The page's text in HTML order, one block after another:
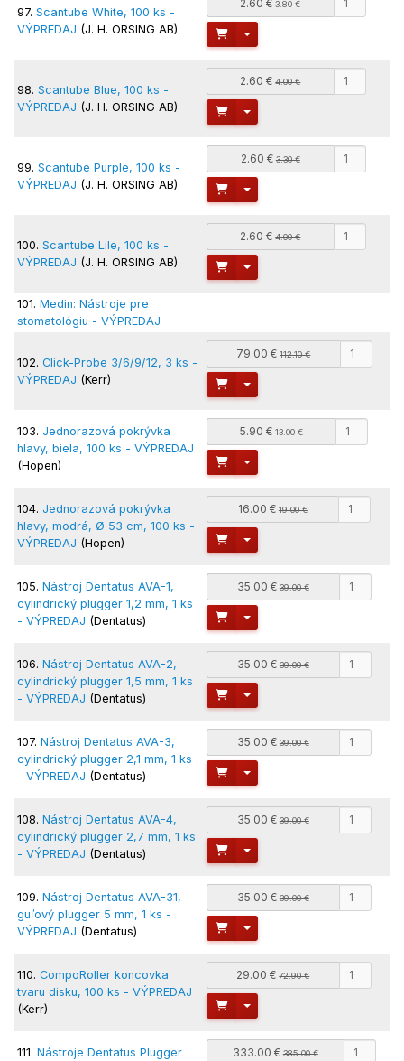
97. Scantube White, 100 ks -
VÝPREDAJ (J. H. ORSING AB)
2.60 €3.80 €
Toggle Dropdown
98. Scantube Blue, 100 ks -
VÝPREDAJ (J. H. ORSING AB)
2.60 €4.00 €
Toggle Dropdown
99. Scantube Purple, 100 ks -
VÝPREDAJ (J. H. ORSING AB)
2.60 €3.30 €
Toggle Dropdown
100. Scantube Lile, 100 ks -
VÝPREDAJ (J. H. ORSING AB)
2.60 €4.00 €
Toggle Dropdown
101. Medin: Nástroje pre
stomatológiu - VÝPREDAJ
102. Click-Probe 3/6/9/12, 3 ks -
VÝPREDAJ (Kerr)
79.00 €112.10 €
Toggle Dropdown
103. Jednorazová pokrývka
hlavy, biela, 100 ks - VÝPREDAJ
(Hopen)
5.90 €13.00 €
Toggle Dropdown
104. Jednorazová pokrývka
hlavy, modrá, Ø 53 cm, 100 ks -
VÝPREDAJ (Hopen)
16.00 €19.00 €
Toggle Dropdown
105. Nástroj Dentatus AVA-1,
cylindrický plugger 1,2 mm, 1 ks
- VÝPREDAJ (Dentatus)
35.00 €39.00 €
Toggle Dropdown
106. Nástroj Dentatus AVA-2,
cylindrický plugger 1,5 mm, 1 ks
- VÝPREDAJ (Dentatus)
35.00 €39.00 €
Toggle Dropdown
107. Nástroj Dentatus AVA-3,
cylindrický plugger 2,1 mm, 1 ks
- VÝPREDAJ (Dentatus)
35.00 €39.00 €
Toggle Dropdown
108. Nástroj Dentatus AVA-4,
cylindrický plugger 2,7 mm, 1 ks
- VÝPREDAJ (Dentatus)
35.00 €39.00 €
Toggle Dropdown
109. Nástroj Dentatus AVA-31,
guľový plugger 5 mm, 1 ks -
VÝPREDAJ (Dentatus)
35.00 €39.00 €
Toggle Dropdown
110. CompoRoller koncovka
tvaru disku, 100 ks - VÝPREDAJ
(Kerr)
29.00 €72.90 €
Toggle Dropdown
111. Nástroje Dentatus Plugger
333.00 €385.00 €